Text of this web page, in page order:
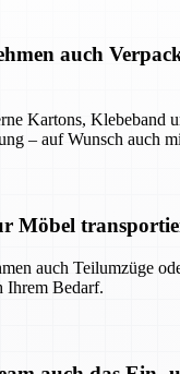
auch
Kartons, Klebeband
– auf Wunsch auch
Möbel
auch Teilumzüge
Ihrem Bedarf.